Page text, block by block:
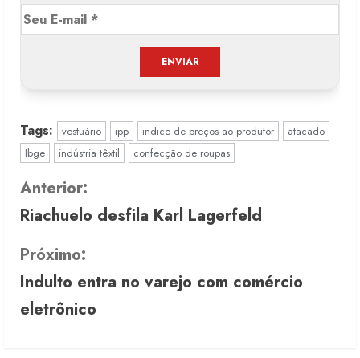
Tags: vestuário ipp indice de preços ao produtor
atacado
Ibge
indústria têxtil confecção de roupas
C
o
n
t
i
Anterior:
Riachuelo desfila Karl Lagerfeld
Próximo:
Indulto entra no varejo com comércio
eletrônico